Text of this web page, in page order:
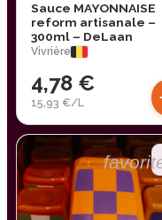
Sauce MAYONNAISE
reform artisanale –
300ml – DeLaan
Vivrière
4,78 €
15,93 €/L